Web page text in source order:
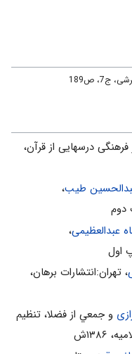
ص189
فرهنگى درسهايى از قرآن،
طیب،
،
، تهران:انتشارات برهان،
و جمعي از فضلا، تنظیم